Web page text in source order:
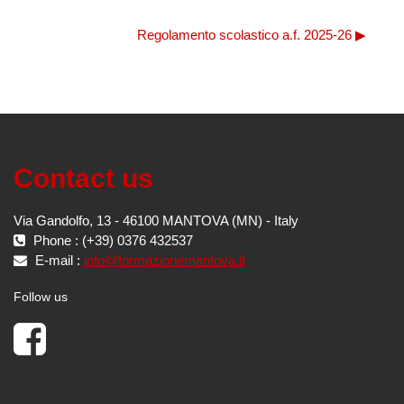
Regolamento scolastico a.f. 2025-26 ▶︎
Contact us
Via Gandolfo, 13 - 46100 MANTOVA (MN) - Italy
Phone : (+39) 0376 432537
E-mail : info@formazionemantova.it
Follow us